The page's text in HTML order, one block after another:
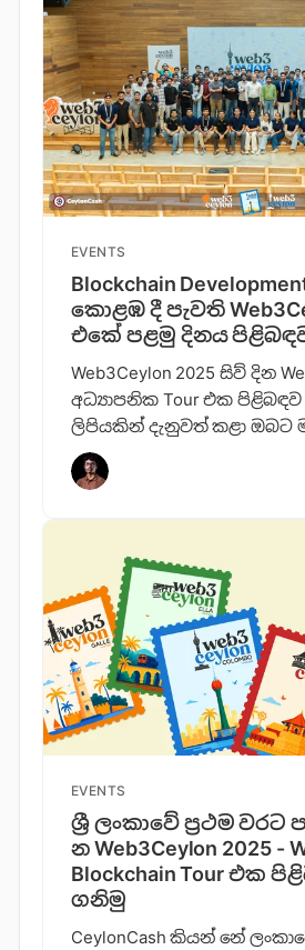
EVENTS
Blockchain
කොළඹ ​දී පැවති
එකේ පළමු දිනය
Web3Ceylon 2025 සිව් දින
අධ්‍යාපනික Tour එක
ලිපියකින් දැනුවත් කළා
EVENTS
ශ්‍රී ලංකාවේ ප්‍රථම
න Web3Ceylon 2025 -
Blockchain Tour එක
ගනි​මු
CeylonCash කියන් නේ